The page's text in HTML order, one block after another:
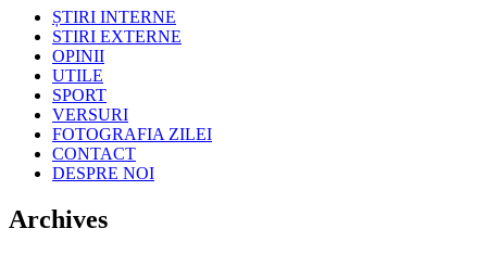
ȘTIRI INTERNE
STIRI EXTERNE
OPINII
UTILE
SPORT
VERSURI
FOTOGRAFIA ZILEI
CONTACT
DESPRE NOI
Archives